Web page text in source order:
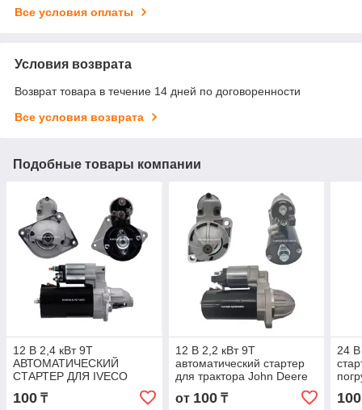
Все условия оплаты
Условия возврата
Возврат товара в течение 14 дней по договоренности
Все условия возврата
Подобные товары компании
12 В 2,4 кВт 9T
АВТОМАТИЧЕСКИЙ
СТАРТЕР ДЛЯ IVECO
DAILY RENAULT
0001109306 0001223003
100 ₸
12 В 2,2 кВт 9T
автоматический стартер
для трактора John Deere
Lester 18954 0001109330
0001109331 RE508922
от 100₸
24 В
100